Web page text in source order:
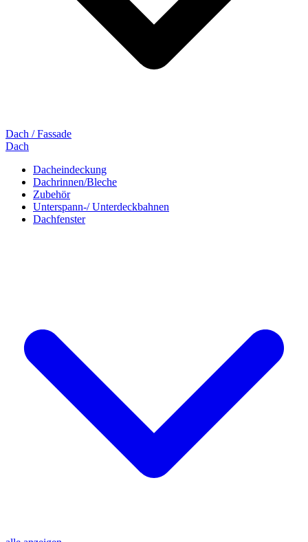
Dach / Fassade
Dach
Dacheindeckung
Dachrinnen/Bleche
Zubehör
Unterspann-/ Unterdeckbahnen
Dachfenster